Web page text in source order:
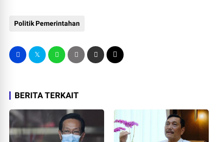
Politik Pemerintahan
BERITA TERKAIT